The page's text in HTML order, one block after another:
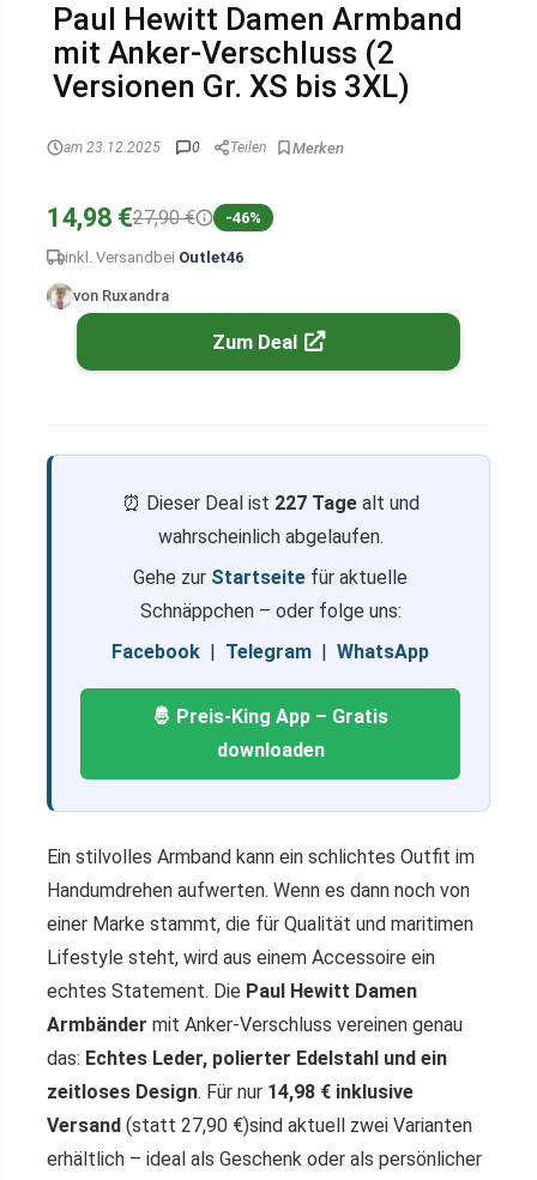
Paul Hewitt Damen Armband
mit Anker-Verschluss (2
Versionen Gr. XS bis 3XL)
am 23.12.2025 0 Teilen
14,98 €27,90 € -46%
inkl. Versand bei Outlet46
von Ruxandra
Zum Deal
⏰ Dieser Deal ist 227 Tagealt und
wahrscheinlich abgelaufen.
Gehe zur Startseite für aktuelle
Schnäppchen – oder folge uns:
Facebook | Telegram | WhatsApp
🤴 Preis-King App – Gratis
downloaden
Ein stilvolles Armband kann ein schlichtes Outfit im
Handumdrehen aufwerten. Wenn es dann noch von
einer Marke stammt, die für Qualität und maritimen
Lifestyle steht, wird aus einem Accessoire ein
echtes Statement. Die Paul Hewitt Damen
Armbänder mit Anker-Verschluss vereinen genau
das: Echtes Leder, polierter Edelstahl und ein
zeitloses Design. Für nur 14,98 € inklusive
Versand (statt 27,90 €)sind aktuell zwei Varianten
erhältlich – ideal als Geschenk oder als persönlicher